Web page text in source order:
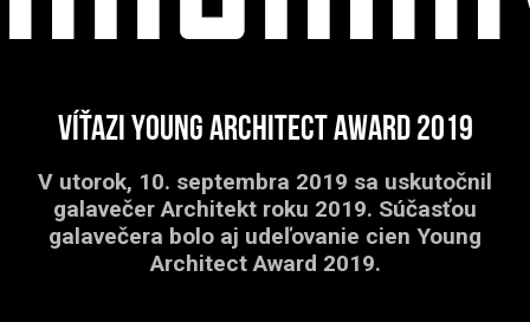
Víťazi Young architect award 2019
V utorok, 10. septembra 2019 sa uskutočnil
galavečer Architekt roku 2019. Súčasťou
galavečera bolo aj udeľovanie cien Young
Architect Award 2019.